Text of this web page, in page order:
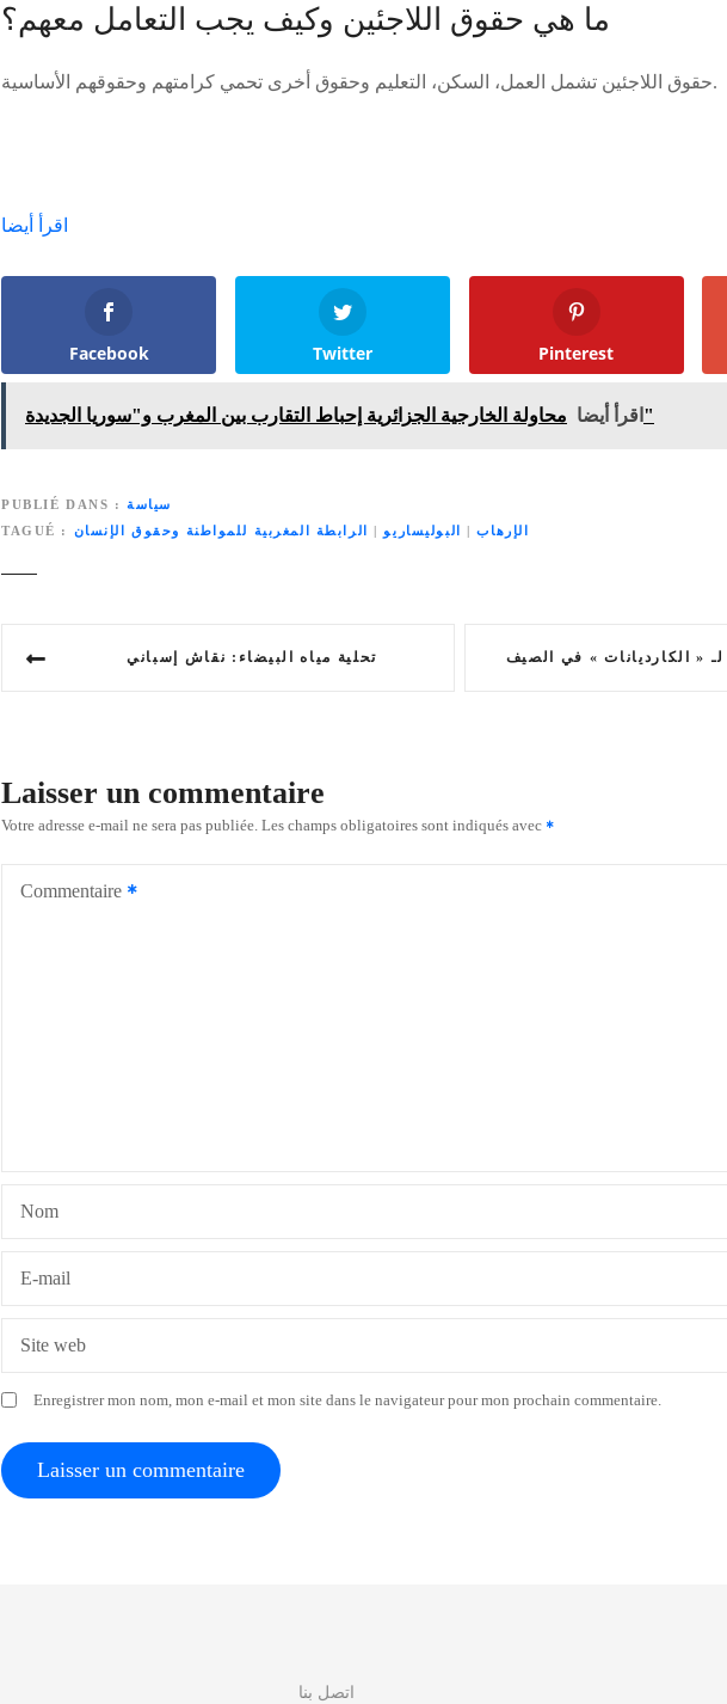
ما هي حقوق اللاجئين وكيف يجب التعامل معهم؟
حقوق اللاجئين تشمل العمل، السكن، التعليم وحقوق أخرى تحمي كرامتهم وحقوقهم الأساسية.
اقرأ أيضا
Facebook Twitter Pinterest
اقرأ أيضا محاولة الخارجية الجزائرية إحباط التقارب بين المغرب و"سوريا الجديدة"
PUBLIÉ DANS
سياسة
TAGUÉ
الإرهاب| البوليساريو | الرابطة المغربية للمواطنة وحقوق الإنسان
i
g
i
تحلية مياه البيضاء: نقاش إسباني « الكارديانات » في الصيف
Laisser un commentaire
Votre adresse e-mail ne sera pas publiée. Les champs obligatoires sont indiqués avec
Commentaire
Nom
E-mail
Site web
Enregistrer mon nom, mon e-mail et mon site dans le navigateur pour mon prochain commentaire.
اتصل بنا